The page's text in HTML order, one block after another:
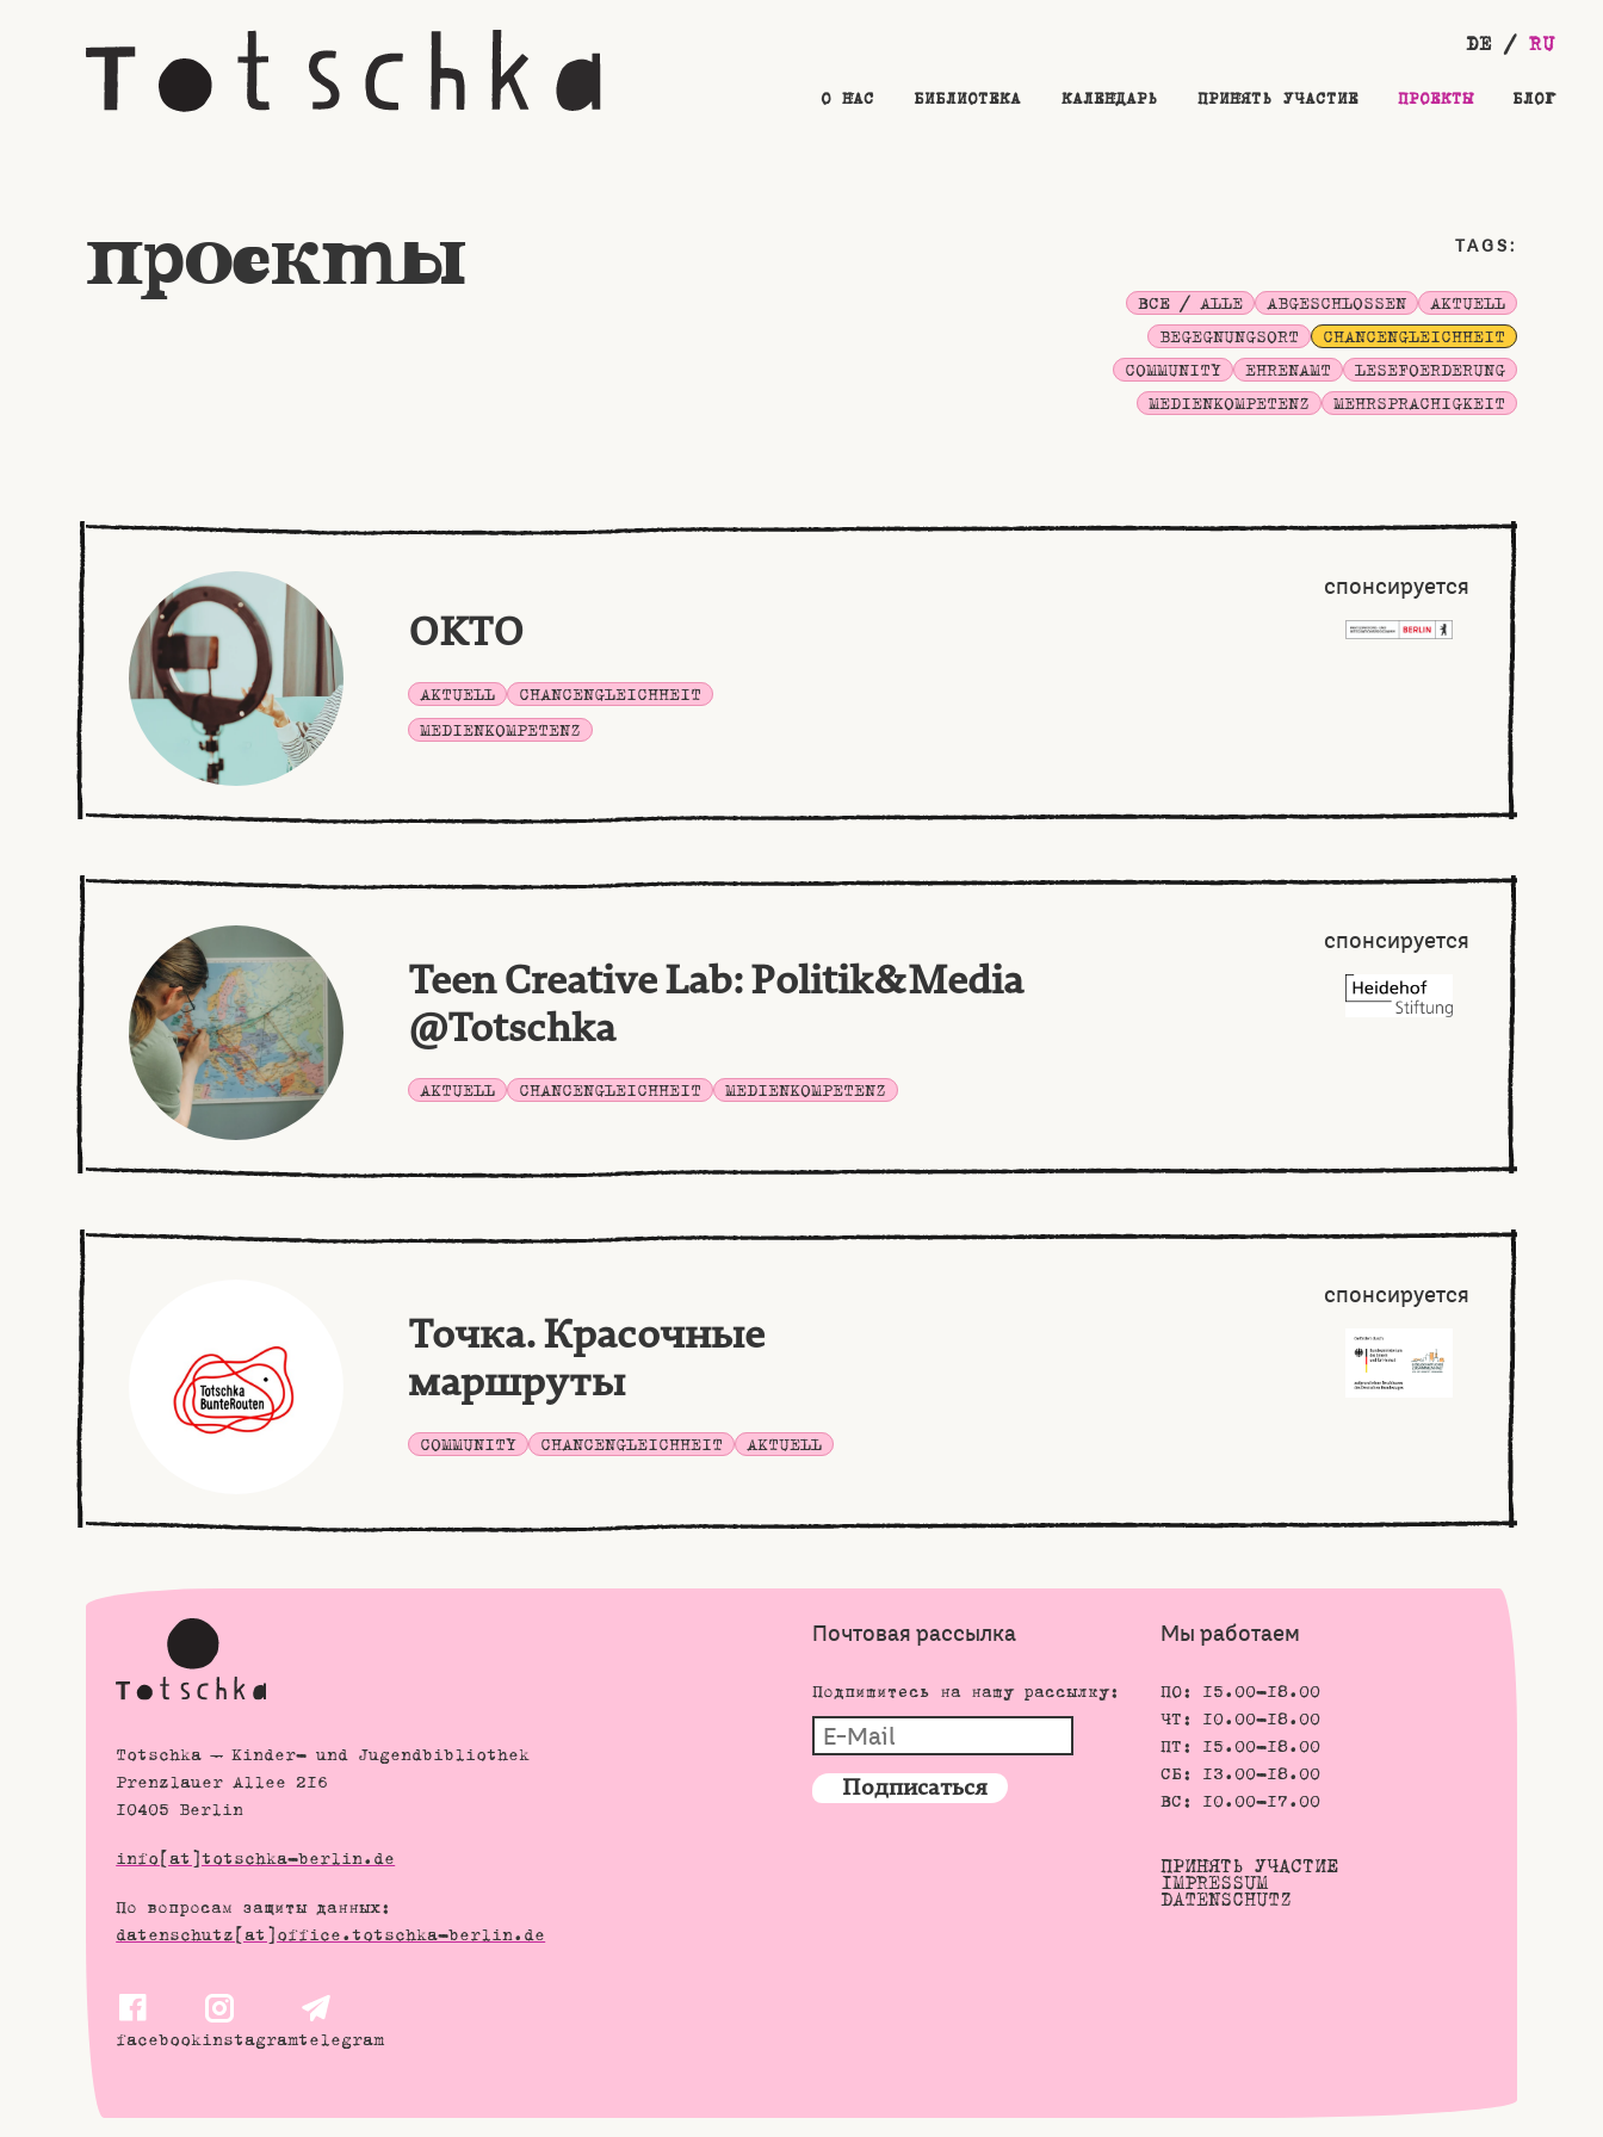
DE RU
О НАС БИБЛИОТЕКА КАЛЕНДАРЬ ПРИНЯТЬ УЧАСТИЕ ПРОЕКТЫ БЛОГ
проекты TAGS:
ВСЕ / ALLE ABGESCHLOSSEN AKTUELL
BEGEGNUNGSORT CHANCENGLEICHHEIT
COMMUNITY EHRENAMT LESEFOERDERUNG
MEDIENKOMPETENZ MEHRSPRACHIGKEIT
OKTO
AKTUELL CHANCENGLEICHHEIT
MEDIENKOMPETENZ
спонсируется
Teen Creative Lab: Politik&Media
@Totschka
AKTUELL CHANCENGLEICHHEIT MEDIENKOMPETENZ
спонсируется
Точка. Красочные
маршруты
COMMUNITY CHANCENGLEICHHEIT AKTUELL
спонсируется
Totschka – Kinder- und Jugendbibliothek
Prenzlauer Allee 216
10405 Berlin
info[at]totschka-berlin.de
По вопросам защиты данных:
datenschutz[at]office.totschka-berlin.de
facebookinstagramtelegram
Почтовая рассылка
Подпишитесь на нашу рассылку:
Мы работаем
ПО: 15.00-18.00
ЧТ: 10.00-18.00
ПТ: 15.00-18.00
СБ: 13.00-18.00
ВС: 10.00-17.00
ПРИНЯТЬ УЧАСТИЕ
IMPRESSUM
DATENSCHUTZ